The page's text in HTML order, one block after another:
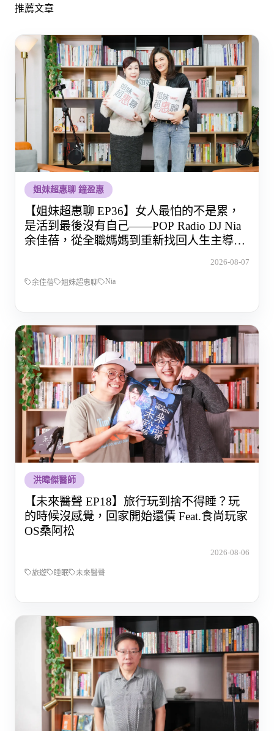
推薦文章
姐妹超惠聊 鐘盈惠
【姐妹超惠聊 EP36】女人最怕的不是累，
是活到最後沒有自己——POP Radio DJ Nia
余佳蓓，從全職媽媽到重新找回人生主導權
2026-08-07
余佳蓓 姐妹超惠聊 Nia
洪暐傑醫師
【未來醫聲 EP18】旅行玩到捨不得睡？玩
的時候沒感覺，回家開始還債 Feat.食尚玩家
OS桑阿松
2026-08-06
旅遊 睡眠 未來醫聲